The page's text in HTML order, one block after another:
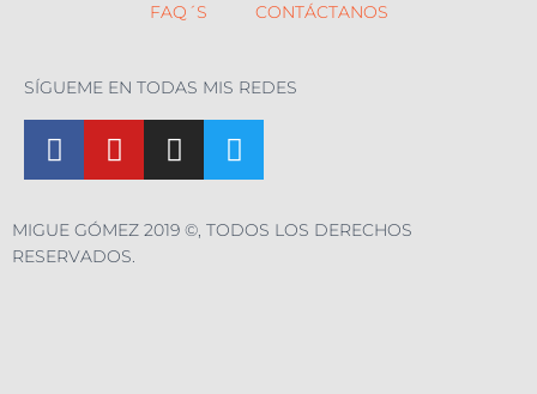
FAQ´S CONTÁCTANOS
SÍGUEME EN TODAS MIS REDES
MIGUE GÓMEZ 2019 ©, TODOS LOS DERECHOS
RESERVADOS.